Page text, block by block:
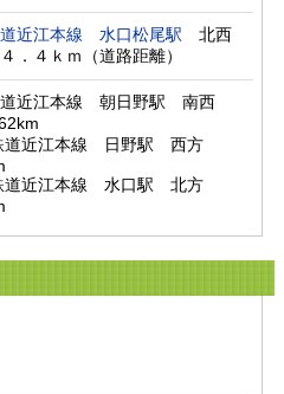
近江本線 水口松尾駅 北西
．４ｋｍ（道路距離）
近江本線　朝日野駅　南西